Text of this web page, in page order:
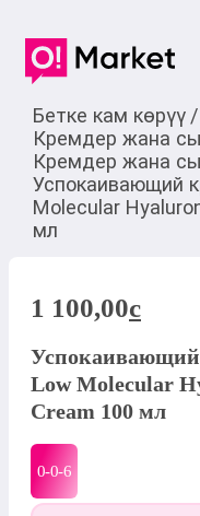
Бетке кам көрүү /
Кремдер жана
Кремдер жана
Успокаивающий
Molecular
мл
1 100,00c
Low Molecular
Cream 100 мл
0-0-6